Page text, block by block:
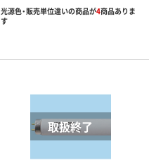
光源色・販売単位違いの商品が4商品ありま
す